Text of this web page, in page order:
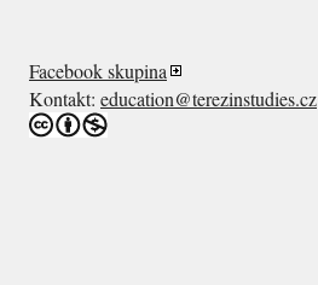
Facebook skupina
Kontakt: education@terezinstudies.cz